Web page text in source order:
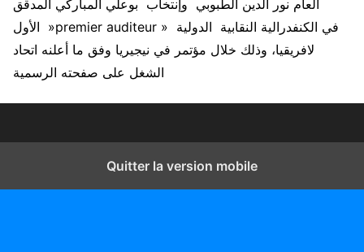
العام نور الدين الطبوبي وإنتخاب بوعلي المباركي المدقق
الأول »premier auditeur » في الكنفدرالية النقابية الدولية
لافريقيا، وذلك خلال مؤتمر في نيجيريا وفق ما أعلنه اتحاد
الشغل على صفحته الرسمية
Quitter la version mobile